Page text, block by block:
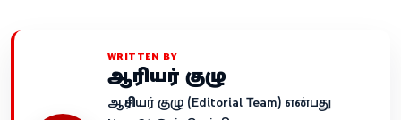
WRITTEN BY
ஆசிரியர் குழு
ஆசிரியர் குழு (Editorial Team) என்பது